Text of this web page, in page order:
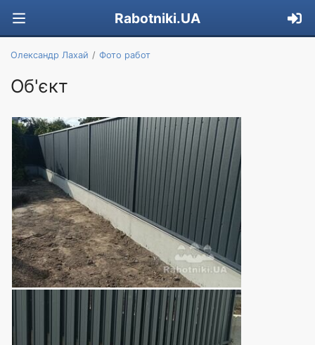
Rabotniki.UA
Олександр Лахай Фото работ
Об'єкт